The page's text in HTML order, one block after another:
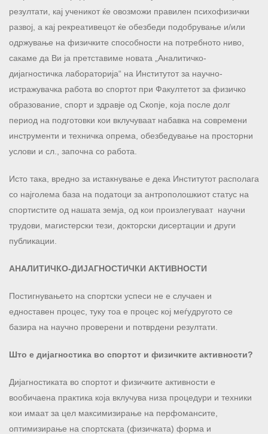
резултати, кај ученикот ќе овозможи правилен психофизички
развој, а кај рекреативецот ќе обезбеди подобрување и/или
одржување на физичките способности на потребното ниво,
сакаме да Ви ја претставиме новата „Аналитичко-
дијагностичка лабораторија“ на Институтот за научно-
истражувачка работа во спортот при Факултетот за физичко
образование, спорт и здравје од Скопје, која после долг
период на подготовки кои вклучуваат набавка на современи
инструменти и техничка опрема, обезбедување на просторни
услови и сл., започна со работа.
Исто така, вредно за истакнување е дека Институтот располага
со најголема база на податоци за антрополошкиот статус на
спортистите од нашата земја, од кои произлегуваат научни
трудови, магистерски тези, докторски дисертации и други
публикации.
АНАЛИТИЧКО-ДИЈАГНОСТИЧКИ АКТИВНОСТИ
Постигнувањето на спортски успеси не е случаен и
едноставен процес, туку тоа е процес кој меѓудругото се
базира на научно проверени и потврдени резултати.
Што е дијагностика во спортот и физичките активности?
Дијагностиката во спортот и физичките активности е
вообичаена практика која вклучува низа процедури и техники
кои имаат за цел максимизирање на перфомансите,
оптимизирање на спортската (физичката) форма и